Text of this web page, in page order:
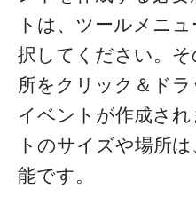
トは、ツールメニ
択してください。
所をクリック＆ドラ
イベントが作成さ
トのサイズや場所
能です。